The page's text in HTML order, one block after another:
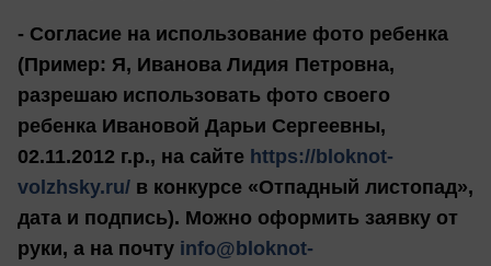
- Согласие на использование фото ребенка
(Пример: Я, Иванова Лидия Петровна,
разрешаю использовать фото своего
ребенка Ивановой Дарьи Сергеевны,
02.11.2012 г.р., на сайте https://bloknot-
volzhsky.ru/ в конкурсе «Отпадный листопад»,
дата и подпись). Можно оформить заявку от
руки, а на почту info@bloknot-